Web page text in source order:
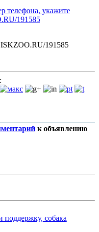
телефона, укажите
191585
191585
к объявлению
собака